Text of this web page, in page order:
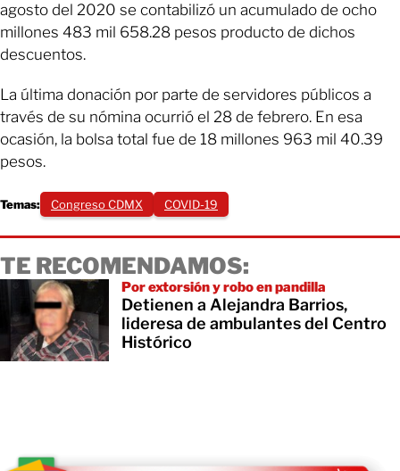
agosto del 2020 se contabilizó un acumulado de ocho
millones 483 mil 658.28 pesos producto de dichos
descuentos.
La última donación por parte de servidores públicos a
través de su nómina ocurrió el 28 de febrero. En esa
ocasión, la bolsa total fue de 18 millones 963 mil 40.39
pesos.
Temas: Congreso CDMX COVID-19
TE RECOMENDAMOS:
Por extorsión y robo en pandilla
Detienen a Alejandra Barrios,
lideresa de ambulantes del Centro
Histórico